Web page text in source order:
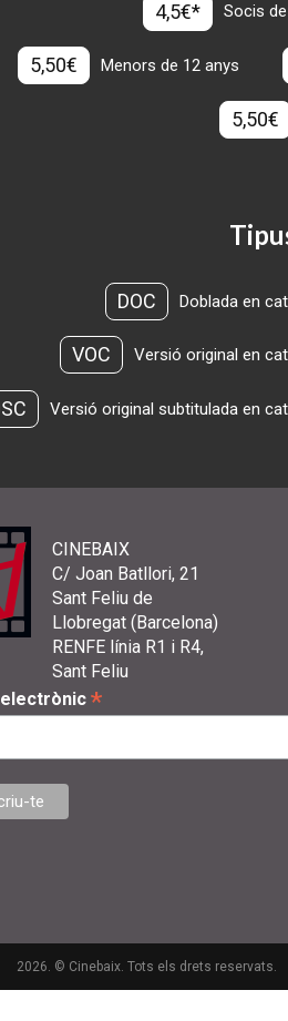
4,5€* Socis
5,50€ Menors de 12 anys
5,50€
DOC Doblada en
VOC Versió original en
Versió original subtitulada en
CINEBAIX
C/ Joan Batllori, 21
Sant Feliu de
Llobregat (Barcelona)
RENFE línia R1 i R4,
Sant Feliu
*
2026. © Cinebaix. Tots els drets reservats.